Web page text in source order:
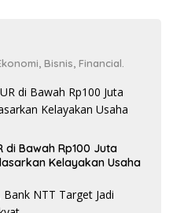
Bisnis, Financial.
di Bawah Rp100 Juta
Kelayakan Usaha